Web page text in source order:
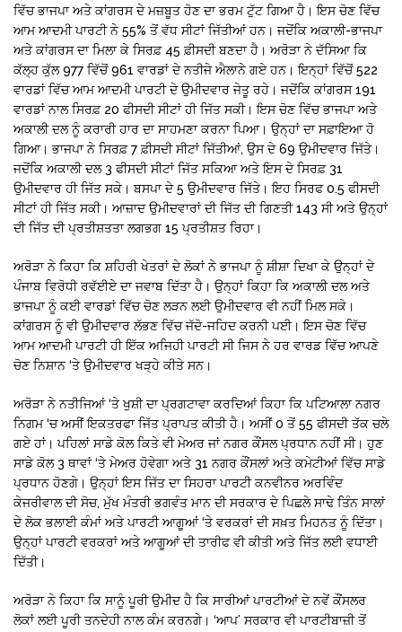
ਵਿੱਚ ਭਾਜਪਾ ਅਤੇ ਕਾਂਗਰਸ ਦੇ ਮਜ਼ਬੂਤ ਹੋਣ ਦਾ ਭਰਮ ਟੁੱਟ ਗਿਆ ਹੈ। ਇਸ ਚੋਣ ਵਿੱਚ
ਆਮ ਆਦਮੀ ਪਾਰਟੀ ਨੇ 55% ਤੋਂ ਵੱਧ ਸੀਟਾਂ ਜਿੱਤੀਆਂ ਹਨ। ਜਦੋਂਕਿ ਅਕਾਲੀ-ਭਾਜਪਾ
ਅਤੇ ਕਾਂਗਰਸ ਦਾ ਮਿਲਾ ਕੇ ਸਿਰਫ਼ 45 ਫ਼ੀਸਦੀ ਬਣਦਾ ਹੈ। ਅਰੋੜਾ ਨੇ ਦੱਸਿਆ ਕਿ
ਕੱਲ੍ਹ ਕੁੱਲ 977 ਵਿੱਚੋਂ 961 ਵਾਰਡਾਂ ਦੇ ਨਤੀਜੇ ਐਲਾਨੇ ਗਏ ਹਨ। ਇਨ੍ਹਾਂ ਵਿੱਚੋਂ 522
ਵਾਰਡਾਂ ਵਿੱਚ ਆਮ ਆਦਮੀ ਪਾਰਟੀ ਦੇ ਉਮੀਦਵਾਰ ਜੇਤੂ ਰਹੇ। ਜਦੋਂਕਿ ਕਾਂਗਰਸ 191
ਵਾਰਡਾਂ ਨਾਲ ਸਿਰਫ਼ 20 ਫੀਸਦੀ ਸੀਟਾਂ ਹੀ ਜਿੱਤ ਸਕੀ। ਇਸ ਚੋਣ ਵਿੱਚ ਭਾਜਪਾ ਅਤੇ
ਅਕਾਲੀ ਦਲ ਨੂੰ ਕਰਾਰੀ ਹਾਰ ਦਾ ਸਾਹਮਣਾ ਕਰਨਾ ਪਿਆ। ਉਨ੍ਹਾਂ ਦਾ ਸਫ਼ਾਇਆ ਹੋ
ਗਿਆ। ਭਾਜਪਾ ਨੇ ਸਿਰਫ਼ 7 ਫ਼ੀਸਦੀ ਸੀਟਾਂ ਜਿੱਤੀਆਂ, ਉਸ ਦੇ 69 ਉਮੀਦਵਾਰ ਜਿੱਤੇ।
ਜਦੋਂਕਿ ਅਕਾਲੀ ਦਲ 3 ਫੀਸਦੀ ਸੀਟਾਂ ਜਿੱਤ ਸਕਿਆ ਅਤੇ ਇਸ ਦੇ ਸਿਰਫ਼ 31
ਉਮੀਦਵਾਰ ਹੀ ਜਿੱਤ ਸਕੇ। ਬਸਪਾ ਦੇ 5 ਉਮੀਦਵਾਰ ਜਿੱਤੇ। ਇਹ ਸਿਰਫ 0.5 ਫੀਸਦੀ
ਸੀਟਾਂ ਹੀ ਜਿੱਤ ਸਕੀ। ਆਜ਼ਾਦ ਉਮੀਦਵਾਰਾਂ ਦੀ ਜਿੱਤ ਦੀ ਗਿਣਤੀ 143 ਸੀ ਅਤੇ ਉਨ੍ਹਾਂ
ਦੀ ਜਿੱਤ ਦੀ ਪ੍ਰਤੀਸ਼ਤਤਾ ਲਗਭਗ 15 ਪ੍ਰਤੀਸ਼ਤ ਰਿਹਾ।
ਅਰੋੜਾ ਨੇ ਕਿਹਾ ਕਿ ਸ਼ਹਿਰੀ ਖੇਤਰਾਂ ਦੇ ਲੋਕਾਂ ਨੇ ਭਾਜਪਾ ਨੂੰ ਸ਼ੀਸ਼ਾ ਦਿਖਾ ਕੇ ਉਨ੍ਹਾਂ ਦੇ
ਪੰਜਾਬ ਵਿਰੋਧੀ ਰਵੱਈਏ ਦਾ ਜਵਾਬ ਦਿੱਤਾ ਹੈ। ਉਨ੍ਹਾਂ ਕਿਹਾ ਕਿ ਅਕਾਲੀ ਦਲ ਅਤੇ
ਭਾਜਪਾ ਨੂੰ ਕਈ ਵਾਰਡਾਂ ਵਿੱਚ ਚੋਣ ਲੜਨ ਲਈ ਉਮੀਦਵਾਰ ਵੀ ਨਹੀਂ ਮਿਲ ਸਕੇ।
ਕਾਂਗਰਸ ਨੂੰ ਵੀ ਉਮੀਦਵਾਰ ਲੱਭਣ ਵਿੱਚ ਜੱਦੋ-ਜਹਿਦ ਕਰਨੀ ਪਈ। ਇਸ ਚੋਣ ਵਿੱਚ
ਆਮ ਆਦਮੀ ਪਾਰਟੀ ਹੀ ਇੱਕ ਅਜਿਹੀ ਪਾਰਟੀ ਸੀ ਜਿਸ ਨੇ ਹਰ ਵਾਰਡ ਵਿੱਚ ਆਪਣੇ
ਚੋਣ ਨਿਸ਼ਾਨ ‘ਤੇ ਉਮੀਦਵਾਰ ਖੜ੍ਹੇ ਕੀਤੇ ਸਨ।
ਅਰੋੜਾ ਨੇ ਨਤੀਜਿਆਂ ‘ਤੇ ਖੁਸ਼ੀ ਦਾ ਪ੍ਰਗਟਾਵਾ ਕਰਦਿਆਂ ਕਿਹਾ ਕਿ ਪਟਿਆਲਾ ਨਗਰ
ਨਿਗਮ ‘ਚ ਅਸੀਂ ਇਕਤਰਫਾ ਜਿੱਤ ਪ੍ਰਾਪਤ ਕੀਤੀ ਹੈ। ਅਸੀਂ 0 ਤੋਂ 55 ਫੀਸਦੀ ਤੱਕ ਚਲੇ
ਗਏ ਹਾਂ। ਪਹਿਲਾਂ ਸਾਡੇ ਕੋਲ ਕਿਤੇ ਵੀ ਮੇਅਰ ਜਾਂ ਨਗਰ ਕੌਂਸਲ ਪ੍ਰਧਾਨ ਨਹੀਂ ਸੀ। ਹੁਣ
ਸਾਡੇ ਕੋਲ 3 ਥਾਵਾਂ ‘ਤੇ ਮੇਅਰ ਹੋਵੇਗਾ ਅਤੇ 31 ਨਗਰ ਕੌਂਸਲਾਂ ਅਤੇ ਕਮੇਟੀਆਂ ਵਿੱਚ ਸਾਡੇ
ਪ੍ਰਧਾਨ ਹੋਣਗੇ। ਉਨ੍ਹਾਂ ਇਸ ਜਿੱਤ ਦਾ ਸਿਹਰਾ ਪਾਰਟੀ ਕਨਵੀਨਰ ਅਰਵਿੰਦ
ਕੇਜਰੀਵਾਲ ਦੀ ਸੋਚ, ਮੁੱਖ ਮੰਤਰੀ ਭਗਵੰਤ ਮਾਨ ਦੀ ਸਰਕਾਰ ਦੇ ਪਿਛਲੇ ਸਾਢੇ ਤਿੰਨ ਸਾਲਾਂ
ਦੇ ਲੋਕ ਭਲਾਈ ਕੰਮਾਂ ਅਤੇ ਪਾਰਟੀ ਆਗੂਆਂ ‘ਤੇ ਵਰਕਰਾਂ ਦੀ ਸਖ਼ਤ ਮਿਹਨਤ ਨੂੰ ਦਿੱਤਾ।
ਉਨ੍ਹਾਂ ਪਾਰਟੀ ਵਰਕਰਾਂ ਅਤੇ ਆਗੂਆਂ ਦੀ ਤਾਰੀਫ ਵੀ ਕੀਤੀ ਅਤੇ ਜਿੱਤ ਲਈ ਵਧਾਈ
ਦਿੱਤੀ।
ਅਰੋੜਾ ਨੇ ਕਿਹਾ ਕਿ ਸਾਨੂੰ ਪੂਰੀ ਉਮੀਦ ਹੈ ਕਿ ਸਾਰੀਆਂ ਪਾਰਟੀਆਂ ਦੇ ਨਵੇਂ ਕੌਂਸਲਰ
ਲੋਕਾਂ ਲਈ ਪੂਰੀ ਤਨਦੇਹੀ ਨਾਲ ਕੰਮ ਕਰਨਗੇ। ‘ਆਪ’ ਸਰਕਾਰ ਵੀ ਪਾਰਟੀਬਾਜ਼ੀ ਤੋਂ